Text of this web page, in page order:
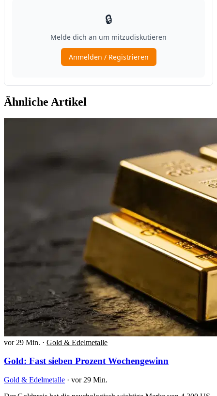
Ähnliche Artikel
vor 29 Min. · Gold & Edelmetalle
Gold: Fast sieben Prozent Wochengewinn
Gold & Edelmetalle · vor 29 Min.